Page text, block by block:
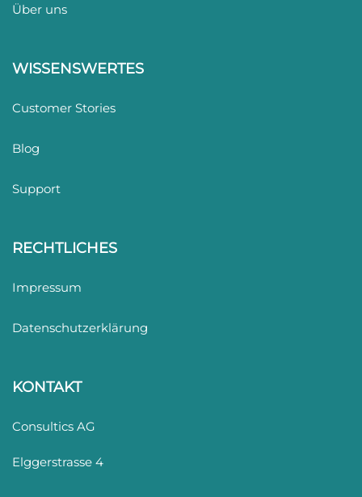
Über uns
WISSENSWERTES
Customer Stories
Blog
Support
RECHTLICHES
Impressum
Datenschutzerklärung
KONTAKT
Consultics AG
Elggerstrasse 4